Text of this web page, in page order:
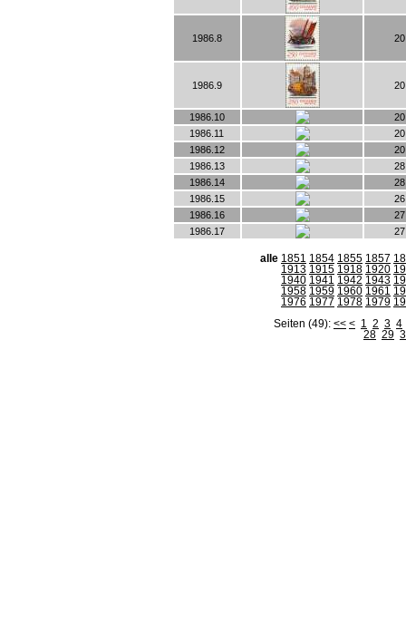
1986.8
1986.9
1986.10
1986.11
1986.12
1986.13
1986.14
1986.15
1986.16
1986.17
alle 1851 1854 1855 1857
1913 1915 1918 1920
1940 1941 1942 1943
1958 1959 1960 1961
1976 1977 1978 1979
Seiten (49): << < 1 2 3 4
28 29